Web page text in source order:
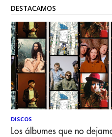
DESTACAMOS
DISCOS
Los álbumes que no